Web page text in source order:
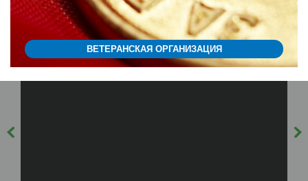
ВЕТЕРАНСКАЯ ОРГАНИЗАЦИЯ